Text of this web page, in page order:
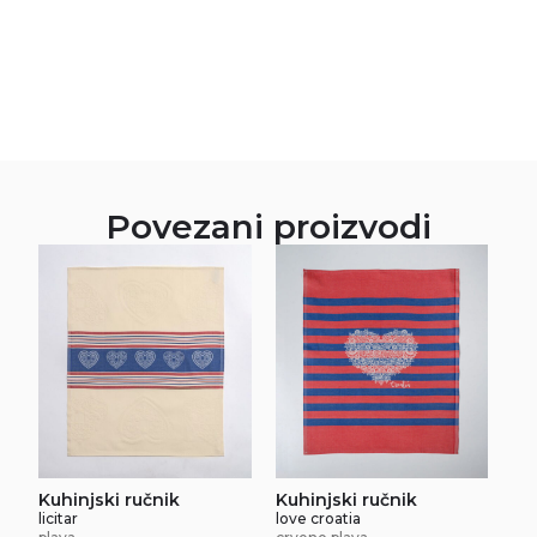
Povezani proizvodi
Kuhinjski ručnik
licitar
Kuhinjski ručnik
love croatia